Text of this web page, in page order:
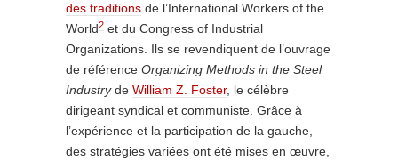
des traditions de l’International Workers of the
World2 et du Congress of Industrial
Organizations. Ils se revendiquent de l’ouvrage
de référence Organizing Methods in the Steel
Industryde William Z. Foster, le célèbre
dirigeant syndical et communiste. Grâce à
l’expérience et la participation de la gauche,
des stratégies variées ont été mises en œuvre,